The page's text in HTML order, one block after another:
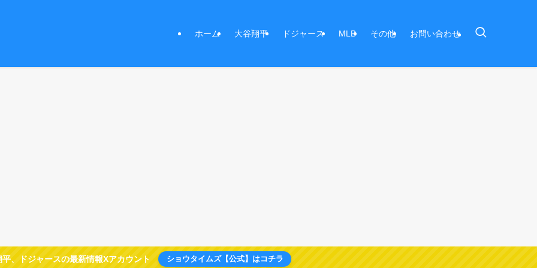
ホーム 大谷翔平 ドジャース MLB その他 お問い合わせ
平、ドジャースの最新情報Xアカウント ショウタイムズ【公式】はコチラ